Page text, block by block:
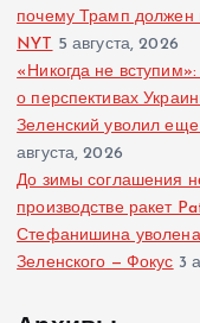
почему Трамп должен
NYT 5 августа, 2026
«Никогда не
о перспективах
Зеленский уволил еще
августа, 2026
До зимы соглашения
производстве ракет
Стефанишина
Зеленского — Фокус 3